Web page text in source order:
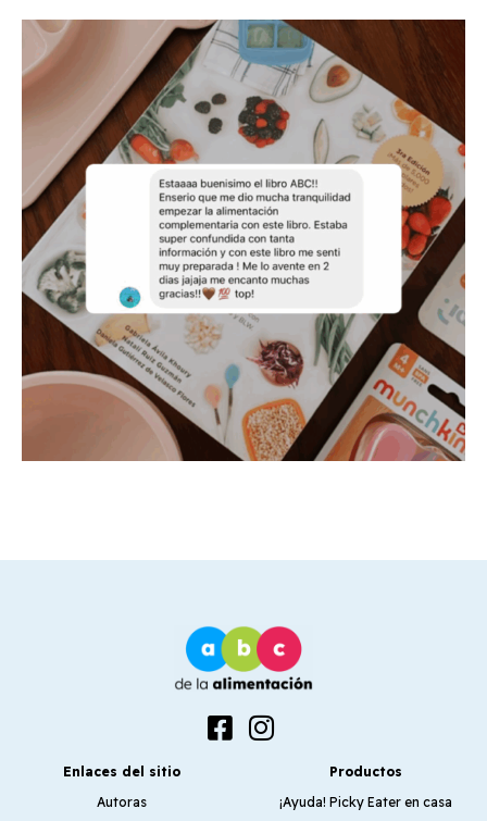
Enlaces del sitio
Autoras
Productos
¡Ayuda! Picky Eater en casa